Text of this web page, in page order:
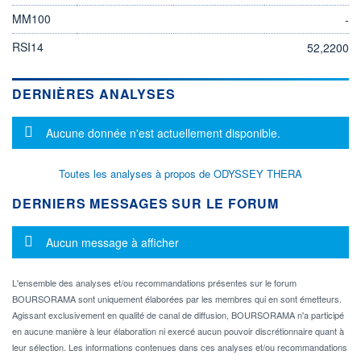
MM100
-
RSI14
52,2200
DERNIÈRES ANALYSES
Message d'information
Aucune donnée n'est actuellement disponible.
Toutes les analyses à propos de ODYSSEY THERA
DERNIERS MESSAGES SUR LE FORUM
Message d'information
Aucun message à afficher
L'ensemble des analyses et/ou recommandations présentes sur le forum
BOURSORAMA sont uniquement élaborées par les membres qui en sont émetteurs.
Agissant exclusivement en qualité de canal de diffusion, BOURSORAMA n'a participé
en aucune manière à leur élaboration ni exercé aucun pouvoir discrétionnaire quant à
leur sélection. Les informations contenues dans ces analyses et/ou recommandations